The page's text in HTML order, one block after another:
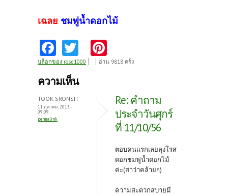
เฉลย ชมพู่น้ำดอกไม้
Fa
ce
b
o
o
k
w
itt
er
nt
es
t
บล็อกของ rose1000 อ่าน 9818 ครั้ง
ความเห็น
TOOK SRONSIT
11 ตุลาคม, 2013 -
09:09
permalink
Re: คำถาม
ประจำวันศุกร์
ที่ 11/10/56
ตอบคนแรกเลยลุงโรส
ดอกชมพู่น้ำดอกไม้
ค่ะ(สาว่าคล้ายๆ)
ความสะดวกสบายมี